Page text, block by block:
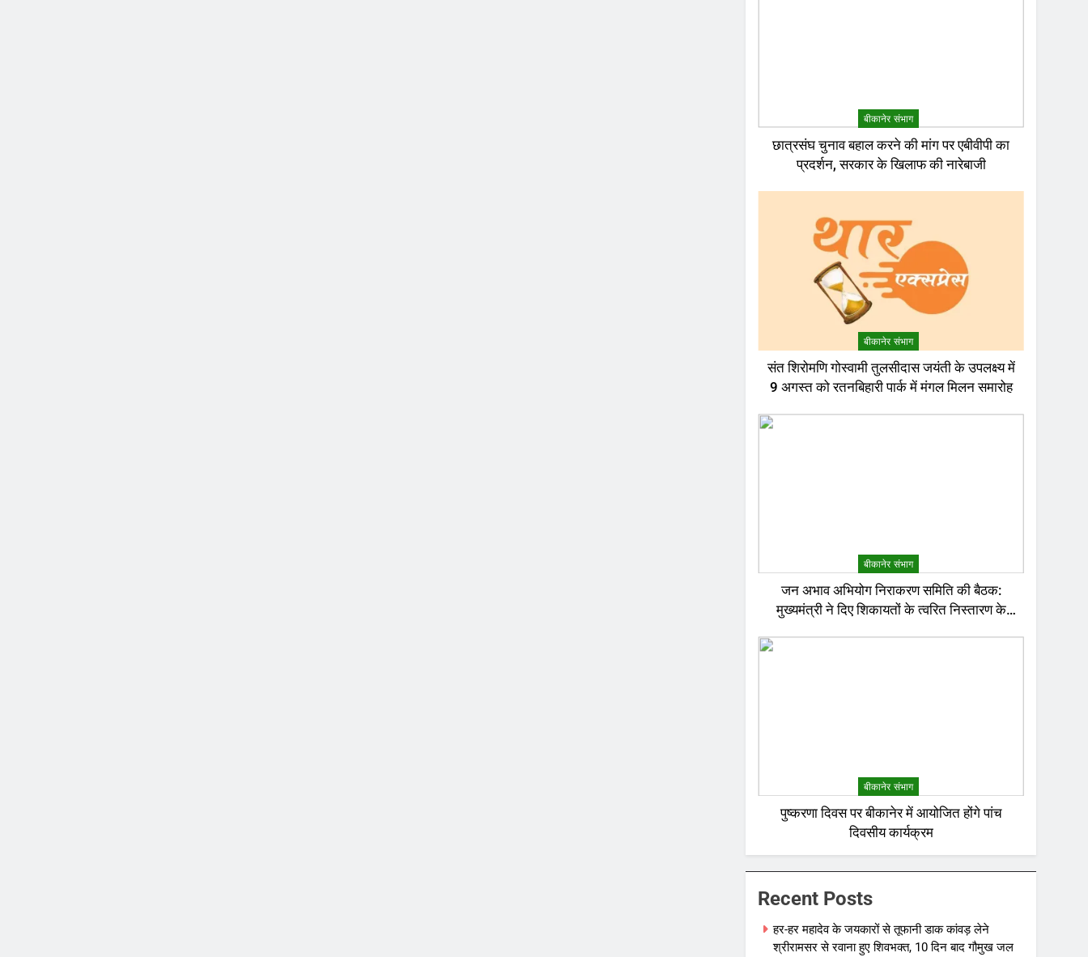
बीकानेर संभाग
छात्रसंघ चुनाव बहाल करने की मांग पर एबीवीपी का
प्रदर्शन, सरकार के खिलाफ की नारेबाजी
बीकानेर संभाग
संत शिरोमणि गोस्वामी तुलसीदास जयंती के उपलक्ष्य में
9 अगस्त को रतनबिहारी पार्क में मंगल मिलन समारोह
बीकानेर संभाग
जन अभाव अभियोग निराकरण समिति की बैठक:
मुख्यमंत्री ने दिए शिकायतों के त्वरित निस्तारण के
बीकानेर संभाग
पुष्करणा दिवस पर बीकानेर में आयोजित होंगे पांच
दिवसीय कार्यक्रम
Recent Posts
हर-हर महादेव के जयकारों से तूफानी डाक कांवड़ लेने
श्रीरामसर से रवाना हुए शिवभक्त, 10 दिन बाद गौमुख जल